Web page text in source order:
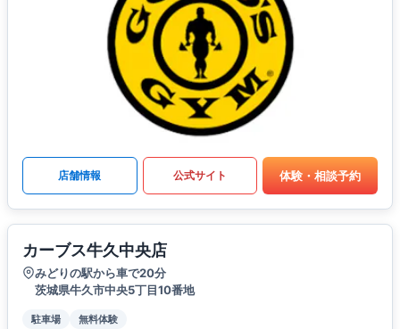
店舗情報 公式サイト 体験・相談予約
カーブス牛久中央店
みどりの駅から車で20分
茨城県牛久市中央5丁目10番地
駐車場 無料体験